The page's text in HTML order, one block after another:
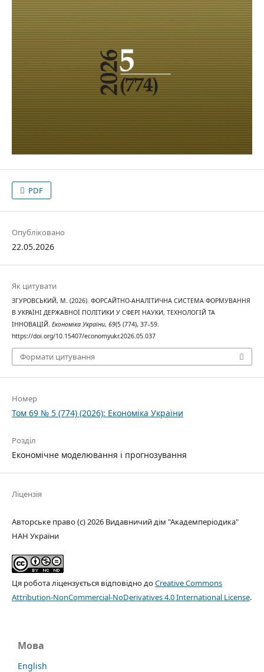
PDF
Опубліковано
22.05.2026
Як цитувати
ЗГУРОВСЬКИЙ, М. (2026). ФОРСАЙТНО-АНАЛІТИЧНА СИСТЕМА ФОРМУВАННЯ
В УКРАЇНІ ДЕРЖАВНОЇ ПОЛІТИКИ У СФЕРІ НАУКИ, ТЕХНОЛОГІЙ ТА
ІННОВАЦІЙ. Економіка України, 69(5 (774), 37–59.
https://doi.org/10.15407/economyukr.2026.05.037
Формати цитування
Номер
Том 69 № 5 (774) (2026): Економіка України
Розділ
Економічне моделювання і прогнозування
Ліцензія
Авторське право (c) 2026 Видавничий дім "Академперіодика"
НАН України
Ця робота ліцензується відповідно доCreative Commons
Attribution-NonCommercial-NoDerivatives 4.0 International License.
Мова
English